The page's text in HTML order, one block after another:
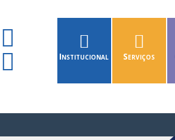
Institucional Serviços